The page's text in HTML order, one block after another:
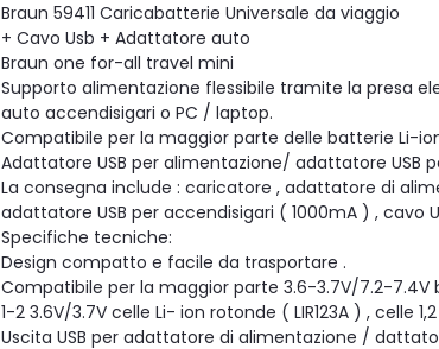
Braun 59411 Caricabatterie Universale da viaggio
+ Cavo Usb + Adattatore auto
Braun one for-all travel mini
Supporto alimentazione flessibile tramite la presa
auto accendisigari o PC / laptop.
Compatibile per la maggior parte delle batterie Li-ion
Adattatore USB per alimentazione/ adattatore
La consegna include : caricatore , adattatore di
adattatore USB per accendisigari ( 1000mA ) , cavo
Specifiche tecniche:
Design compatto e facile da trasportare .
Compatibile per la maggior parte 3.6-3.7V/7.2-7.4V
1-2 3.6V/3.7V celle Li- ion rotonde ( LIR123A ) , celle
Uscita USB per adattatore di alimentazione /